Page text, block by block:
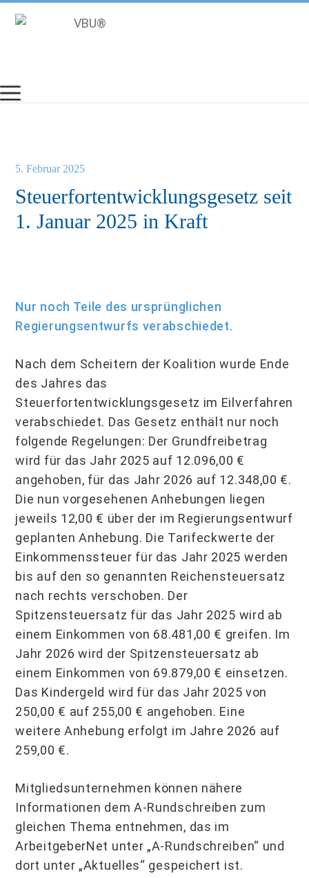
Inhalt
Steuerfortentwicklungsgesetz seit
1. Januar 2025 in Kraft
5. Februar 2025
Nur noch Teile des ursprünglichen
Regierungsentwurfs verabschiedet.
Nach dem Scheitern der Koalition wurde Ende
des Jahres das
Steuerfortentwicklungsgesetz im Eilverfahren
verabschiedet. Das Gesetz enthält nur noch
folgende Regelungen: Der Grundfreibetrag
wird für das Jahr 2025 auf 12.096,00 €
angehoben, für das Jahr 2026 auf 12.348,00 €.
Die nun vorgesehenen Anhebungen liegen
jeweils 12,00 € über der im Regierungsentwurf
geplanten Anhebung. Die Tarifeckwerte der
Einkommenssteuer für das Jahr 2025 werden
bis auf den so genannten Reichensteuersatz
nach rechts verschoben. Der
Spitzensteuersatz für das Jahr 2025 wird ab
einem Einkommen von 68.481,00 € greifen. Im
Jahr 2026 wird der Spitzensteuersatz ab
einem Einkommen von 69.879,00 € einsetzen.
Das Kindergeld wird für das Jahr 2025 von
250,00 € auf 255,00 € angehoben. Eine
weitere Anhebung erfolgt im Jahre 2026 auf
259,00 €.
Mitgliedsunternehmen können nähere
Informationen dem A-Rundschreiben zum
gleichen Thema entnehmen, das im
ArbeitgeberNet unter „A-Rundschreiben“ und
dort unter „Aktuelles“ gespeichert ist.